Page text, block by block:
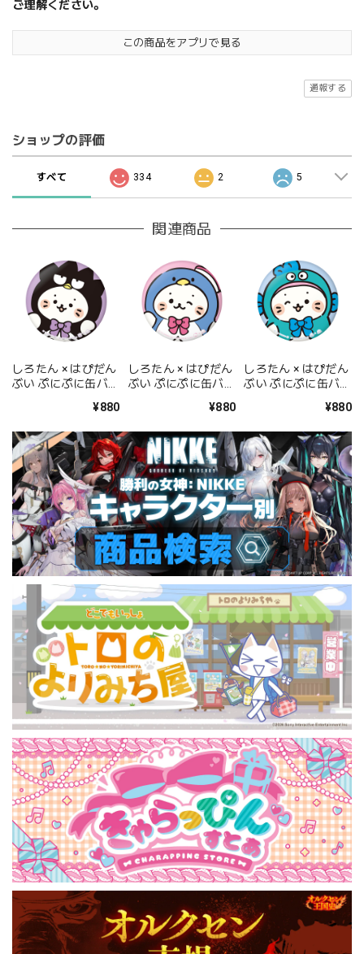
ご理解ください。
この商品をアプリで見る
通報する
ショップの評価
すべて 334 2 5
関連商品
しろたん × はぴだん
ぶい ぷにぷに缶バッ
¥880
しろたん × はぴだん
ぶい ぷにぷに缶バッ
¥880
しろたん × はぴだん
ぶい ぷにぷに缶バッ
¥880